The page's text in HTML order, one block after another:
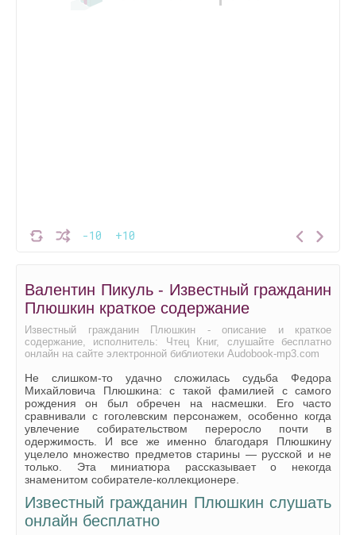
-10 +10
Валентин Пикуль - Известный гражданин
Плюшкин краткое содержание
Известный гражданин Плюшкин - описание и краткое
содержание, исполнитель: Чтец Книг, слушайте бесплатно
онлайн на сайте электронной библиотеки Audobook-mp3.com
Не слишком-то удачно сложилась судьба Федора
Михайловича Плюшкина: с такой фамилией с самого
рождения он был обречен на насмешки. Его часто
сравнивали с гоголевским персонажем, особенно когда
увлечение собирательством переросло почти в
одержимость. И все же именно благодаря Плюшкину
уцелело множество предметов старины — русской и не
только. Эта миниатюра рассказывает о некогда
знаменитом собирателе-коллекционере.
Известный гражданин Плюшкин слушать
онлайн бесплатно